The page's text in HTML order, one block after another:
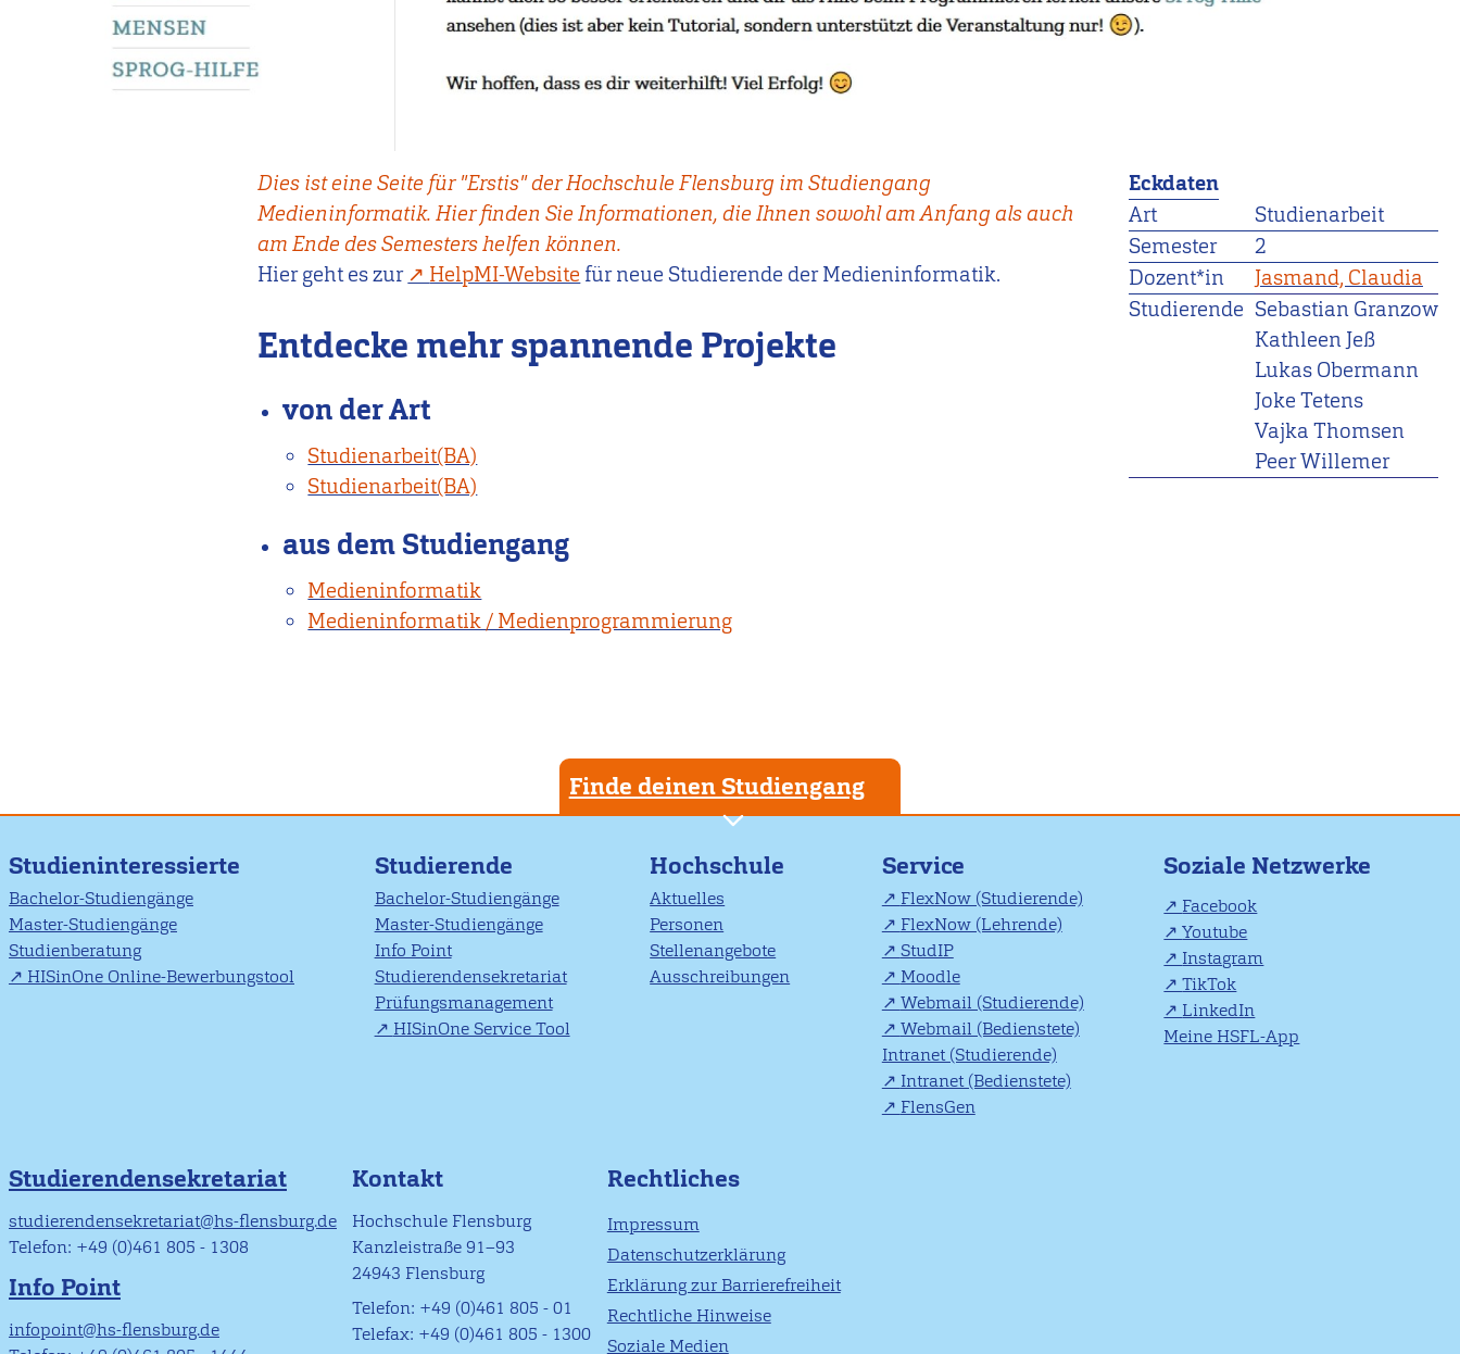
Eckdaten
Art
Studienarbeit
Semester
2
Dozent*in
Jasmand, Claudia
Studierende Sebastian Granzow
Kathleen Jeß
Lukas Obermann
Joke Tetens
Vajka Thomsen
Peer Willemer
Dies ist eine Seite für "Erstis" der Hochschule Flensburg im Studiengang
Medieninformatik. Hier finden Sie Informationen, die Ihnen sowohl am Anfang als auch
am Ende des Semesters helfen können.
Hier geht es zur
HelpMI-Website für neue Studierende der Medieninformatik.
Entdecke mehr spannende Projekte
von der Art
Studienarbeit(BA)
Studienarbeit(BA)
aus dem Studiengang
Medieninformatik
Medieninformatik / Medienprogrammierung
Finde deinen Studiengang
Studieninteressierte
Bachelor-Studiengänge
Master-Studiengänge
Studienberatung
HISinOne Online-Bewerbungstool
Studierende
Bachelor-Studiengänge
Master-Studiengänge
Info Point
Studierendensekretariat
Prüfungsmanagement
HISinOne Service Tool
Hochschule
Aktuelles
Personen
Stellenangebote
Ausschreibungen
Service
FlexNow (Studierende)
FlexNow (Lehrende)
StudIP
Moodle
Webmail (Studierende)
Webmail (Bedienstete)
Intranet (Studierende)
Intranet (Bedienstete)
FlensGen
Soziale Netzwerke
Facebook
Youtube
Instagram
TikTok
LinkedIn
Meine HSFL-App
Studierendensekretariat
studierendensekretariat@hs-flensburg.de
Telefon: +49 (0)461 805 - 1308
Info Point
infopoint@hs-flensburg.de
Kontakt
Hochschule Flensburg
Kanzleistraße 91–93
24943 Flensburg
Telefon: +49 (0)461 805 - 01
Telefax: +49 (0)461 805 - 1300
Rechtliches
Impressum
Datenschutzerklärung
Erklärung zur Barrierefreiheit
Rechtliche Hinweise
Soziale Medien